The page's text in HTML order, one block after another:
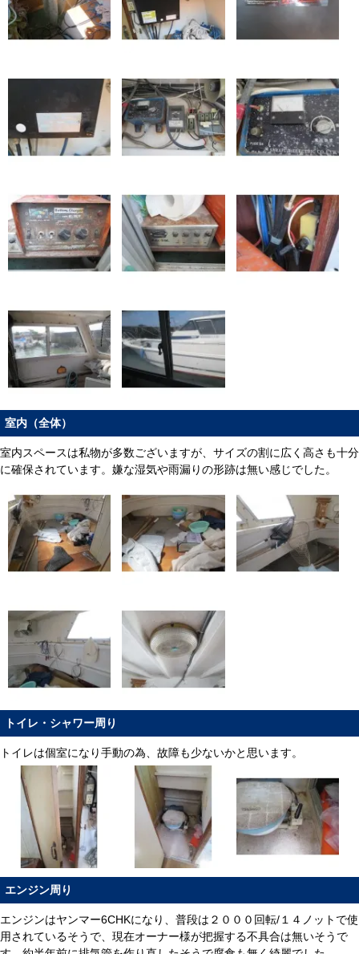
室内（全体）
室内スペースは私物が多数ございますが、サイズの割に広く高さも十分
に確保されています。嫌な湿気や雨漏りの形跡は無い感じでした。
トイレ・シャワー周り
トイレは個室になり手動の為、故障も少ないかと思います。
エンジン周り
エンジンはヤンマー6CHKになり、普段は２０００回転/１４ノットで使
用されているそうで、現在オーナー様が把握する不具合は無いそうで